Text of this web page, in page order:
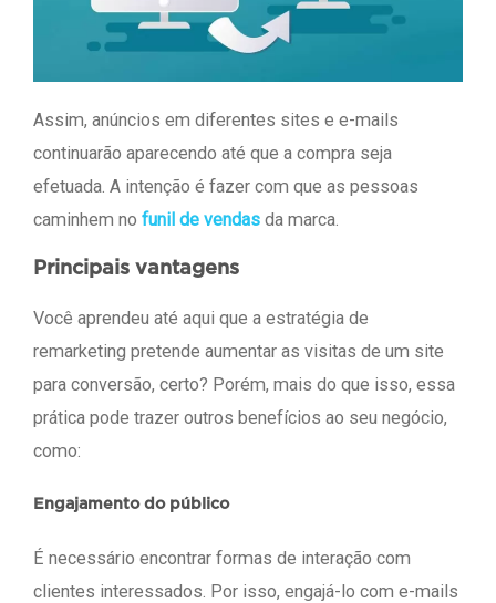
Assim, anúncios em diferentes sites e e-mails
continuarão aparecendo até que a compra seja
efetuada. A intenção é fazer com que as pessoas
caminhem no funil de vendas da marca.
Principais vantagens
Você aprendeu até aqui que a estratégia de
remarketing pretende aumentar as visitas de um site
para conversão, certo? Porém, mais do que isso, essa
prática pode trazer outros benefícios ao seu negócio,
como:
Engajamento do público
É necessário encontrar formas de interação com
clientes interessados. Por isso, engajá-lo com e-mails